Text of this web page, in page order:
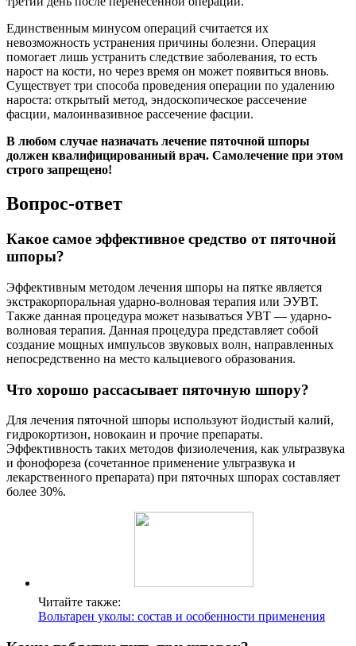
Единственным минусом операций считается их
невозможность устранения причины болезни. Операция
помогает лишь устранить следствие заболевания, то есть
нарост на кости, но через время он может появиться вновь.
Существует три способа проведения операции по удалению
нароста: открытый метод, эндоскопическое рассечение
фасции, малоинвазивное рассечение фасции.
В любом случае назначать лечение пяточной шпоры
должен квалифицированный врач. Самолечение при этом
строго запрещено!
Вопрос-ответ
Какое самое эффективное средство от пяточной
шпоры?
Эффективным методом лечения шпоры на пятке является
экстракорпоральная ударно-волновая терапия или ЭУВТ.
Также данная процедура может называться УВТ — ударно-
волновая терапия. Данная процедура представляет собой
создание мощных импульсов звуковых волн, направленных
непосредственно на место кальциевого образования.
Что хорошо рассасывает пяточную шпору?
Для лечения пяточной шпоры используют йодистый калий,
гидрокортизон, новокаин и прочие препараты.
Эффективность таких методов физиолечения, как ультразвука
и фонофореза (сочетанное применение ультразвука и
лекарственного препарата) при пяточных шпорах составляет
более 30%.
Читайте также:
Вольтарен уколы: состав и особенности применения